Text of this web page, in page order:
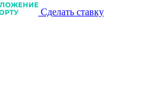
Сделать ставку